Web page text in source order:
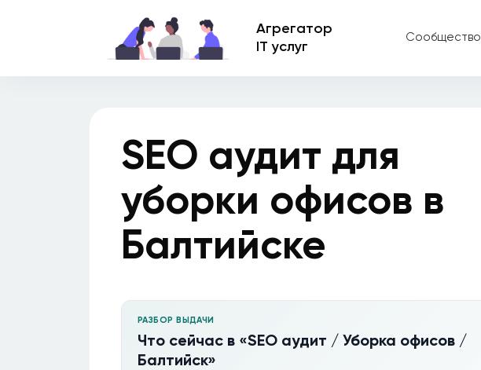
Агрегатор
IT услуг
Сообщество
SEO аудит для
уборки офисов в
Балтийске
РАЗБОР ВЫДАЧИ
Что сейчас в «SEO аудит / Уборка офисов /
Балтийск»